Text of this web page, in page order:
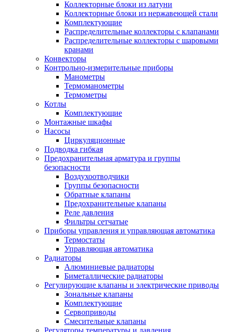
Коллекторные блоки из латуни
Коллекторные блоки из нержавеющей стали
Комплектующие
Распределительные коллекторы с клапанами
Распределительные коллекторы с шаровыми
кранами
Конвекторы
Контрольно-измерительные приборы
Манометры
Термоманометры
Термометры
Котлы
Комплектующие
Монтажные шкафы
Насосы
Циркуляционные
Подводка гибкая
Предохранительная арматура и группы
безопасности
Воздухоотводчики
Группы безопасности
Обратные клапаны
Предохранительные клапаны
Реле давления
Фильтры сетчатые
Приборы управления и управляющая автоматика
Термостаты
Управляющая автоматика
Радиаторы
Алюминиевые радиаторы
Биметаллические радиаторы
Регулирующие клапаны и электрические приводы
Зональные клапаны
Комплектующие
Сервоприводы
Смесительные клапаны
Регуляторы температуры и давления